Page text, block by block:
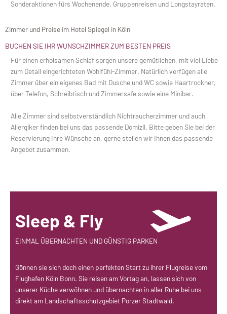
Sonderaktionen fürs Wochenende, Gruppenreisen und Longstayraten.
Zimmer und Preise im Hotel Spiegel in Köln
BUCHEN SIE IHR WUNSCHZIMMER ZUM BESTEN PREIS
Für einen erholsamen Schlaf sorgen unsere gemütlichen, mit viel Liebe
zum Detail eingerichteten Wohlfühl-Zimmer. Natürlich verfügen alle
Zimmer über ein eigenes Bad mit Dusche und WC sowie Haartrockner,
über Telefon, Schreibtisch und Zimmersafe sowie eine Minibar.
Alle Zimmer sind selbstverständlich Nichtraucherzimmer und auch
Allergiker finden bei uns das passende Domizil. Bitte geben Sie bei der
Reservierung Ihre Wünsche an, gerne stellen wir Ihnen das passende
Angebot zusammen.
Sleep & Fly
EINMAL ÜBERNACHTEN UND GÜNSTIG PARKEN
Gönnen sie sich doch einen perfekten Start zu ihrer Flugreise vom
Flughafen Köln Bonn. Sie reisen am Vortag an, lassen sich von
unserer Küche verwöhnen und übernachten in aller Ruhe bei uns
direkt am Landschaftsschutzgebiet Porzer Stadtwald.